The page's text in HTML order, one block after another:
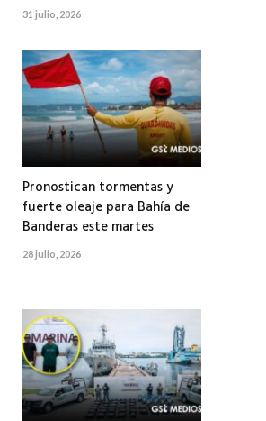
31 julio, 2026
Pronostican tormentas y
fuerte oleaje para Bahía de
Banderas este martes
28 julio, 2026